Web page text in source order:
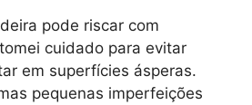
pode riscar com
cuidado para evitar
em superfícies ásperas.
pequenas imperfeições